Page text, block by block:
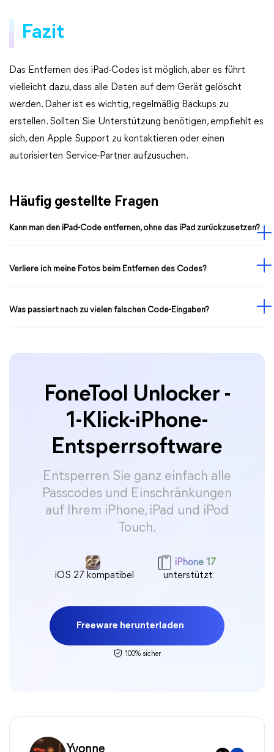
Fazit
Das Entfernen des iPad-Codes ist möglich, aber es führt
vielleicht dazu, dass alle Daten auf dem Gerät gelöscht
werden. Daher ist es wichtig, regelmäßig Backups zu
erstellen. Sollten Sie Unterstützung benötigen, empfiehlt es
sich, den Apple Support zu kontaktieren oder einen
autorisierten Service-Partner aufzusuchen.
Häufig gestellte Fragen
Kann man den iPad-Code entfernen, ohne das iPad zurückzusetzen?
Verliere ich meine Fotos beim Entfernen des Codes?
Was passiert nach zu vielen falschen Code-Eingaben?
FoneTool Unlocker -
1-Klick-iPhone-
Entsperrsoftware
Entsperren Sie ganz einfach alle
Passcodes und Einschränkungen
auf Ihrem iPhone, iPad und iPod
Touch.
iOS 27 kompatibel
iPhone 17
unterstützt
Freeware herunterladen
100% sicher
Yvonne